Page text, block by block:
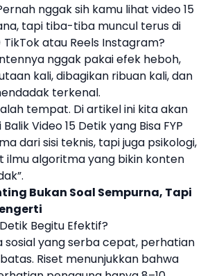
nggak sih kamu lihat video 15
tapi tiba-tiba muncul terus di
TikTok atau Reels Instagram?
nggak pakai efek heboh,
kali, dibagikan ribuan kali, dan
terkenal.
tempat. Di artikel ini kita akan
Video 15 Detik yang Bisa FYP
dari sisi teknis, tapi juga psikologi,
ilmu algoritma yang bikin konten
Bukan Soal Sempurna, Tapi
Begitu Efektif?
sosial yang serba cepat, perhatian
Riset menunjukkan bahwa